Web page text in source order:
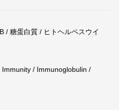
/ 糖蛋白質 / ヒトヘルペスウイ
/ Immunoglobulin /